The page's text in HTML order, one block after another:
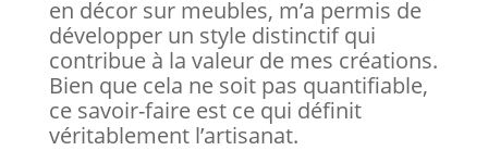
en décor sur meubles, m’a permis de
développer un style distinctif qui
contribue à la valeur de mes créations.
Bien que cela ne soit pas quantifiable,
ce savoir-faire est ce qui définit
véritablement l’artisanat.